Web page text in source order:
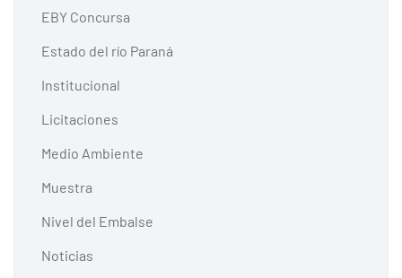
EBY Concursa
Estado del río Paraná
Institucional
Licitaciones
Medio Ambiente
Muestra
Nivel del Embalse
Noticias